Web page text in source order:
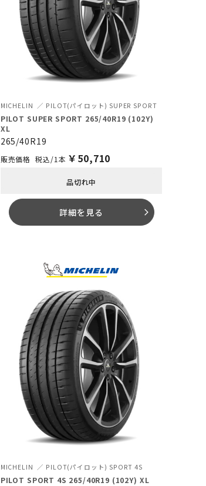
MICHELIN PILOT(パイロット) SUPER SPORT
PILOT SUPER SPORT 265/40R19 (102Y)
XL
265/40R19
税込/1本 ￥ 50,710
品切れ中
詳細を見る arrow_forward_ios
MICHELIN PILOT(パイロット) SPORT 4S
PILOT SPORT 4S 265/40R19 (102Y) XL